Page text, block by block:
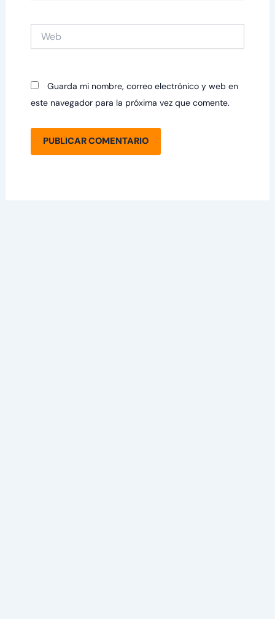
Guarda mi nombre, correo electrónico y web en
este navegador para la próxima vez que comente.